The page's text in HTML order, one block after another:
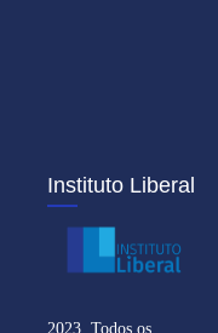
Instituto Liberal
2023 Todos os